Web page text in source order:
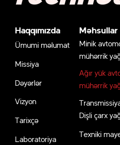
Haqqımızda
Ümumi məlumat
Missiya
Dəyərlər
Vizyon
Tarixçə
Laboratoriya
Məhsullar
Minik
mühərrik
Ağır yük
mühərrik
Dişli çarx
Texniki